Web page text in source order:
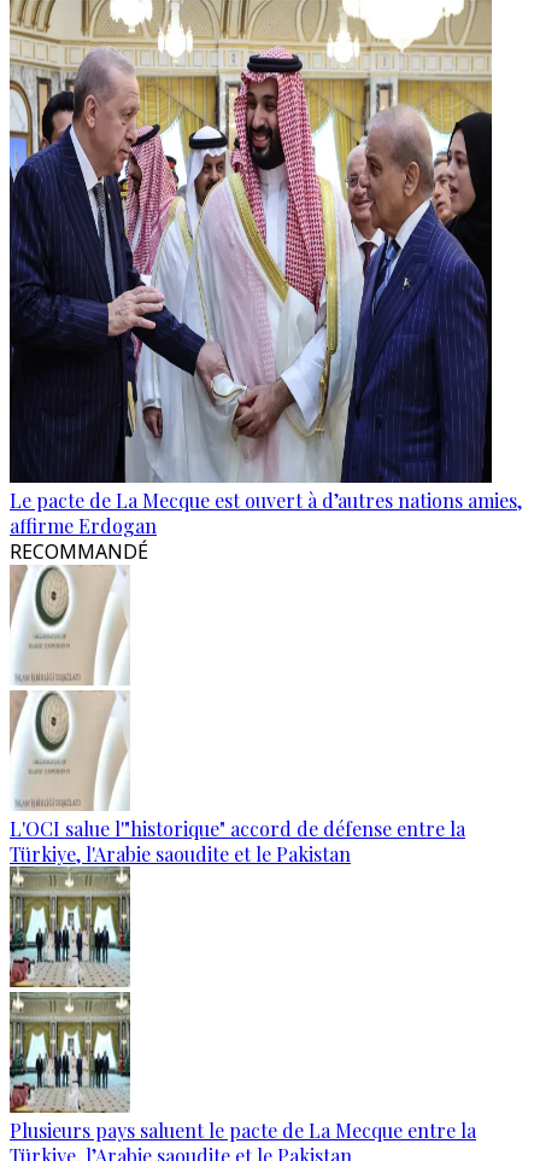
Le pacte de La Mecque est ouvert à d’autres nations amies,
affirme Erdogan
RECOMMANDÉ
L'OCI salue l'"historique" accord de défense entre la
Türkiye, l'Arabie saoudite et le Pakistan
Plusieurs pays saluent le pacte de La Mecque entre la
Türkiye, l’Arabie saoudite et le Pakistan